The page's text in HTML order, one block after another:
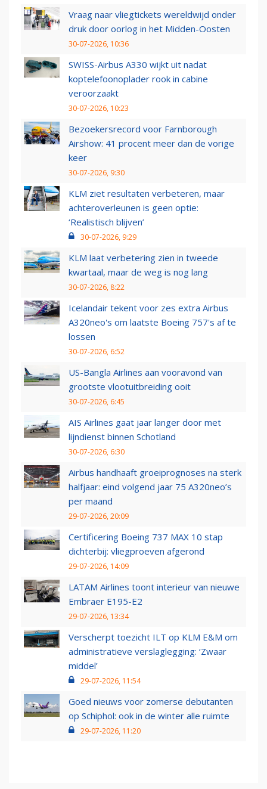
Vraag naar vliegtickets wereldwijd onder
druk door oorlog in het Midden-Oosten
30-07-2026, 10:36
SWISS-Airbus A330 wijkt uit nadat
koptelefoonoplader rook in cabine
veroorzaakt
30-07-2026, 10:23
Bezoekersrecord voor Farnborough
Airshow: 41 procent meer dan de vorige
keer
30-07-2026, 9:30
KLM ziet resultaten verbeteren, maar
achteroverleunen is geen optie:
‘Realistisch blijven’
30-07-2026, 9:29
KLM laat verbetering zien in tweede
kwartaal, maar de weg is nog lang
30-07-2026, 8:22
Icelandair tekent voor zes extra Airbus
A320neo's om laatste Boeing 757's af te
lossen
30-07-2026, 6:52
US-Bangla Airlines aan vooravond van
grootste vlootuitbreiding ooit
30-07-2026, 6:45
AIS Airlines gaat jaar langer door met
lijndienst binnen Schotland
30-07-2026, 6:30
Airbus handhaaft groeiprognoses na sterk
halfjaar: eind volgend jaar 75 A320neo’s
per maand
29-07-2026, 20:09
Certificering Boeing 737 MAX 10 stap
dichterbij: vliegproeven afgerond
29-07-2026, 14:09
LATAM Airlines toont interieur van nieuwe
Embraer E195-E2
29-07-2026, 13:34
Verscherpt toezicht ILT op KLM E&M om
administratieve verslaglegging: ‘Zwaar
middel’
29-07-2026, 11:54
Goed nieuws voor zomerse debutanten
op Schiphol: ook in de winter alle ruimte
29-07-2026, 11:20